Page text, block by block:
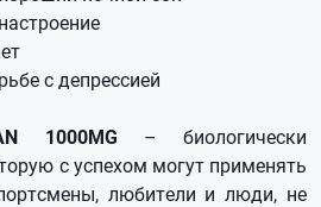
с депрессией
1000MG – биологически
с успехом могут применять
любители и люди, не